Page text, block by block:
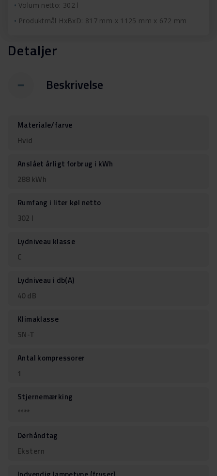
Volum netto: 302 l
Produktmål HxBxD: 817 mm x 1125 mm x 672 mm
Detaljer
Beskrivelse
Materiale/farve
Hvid
Anslået årligt forbrug i kWh
288 kWh
Rumfang i liter køl netto
302 l
Lydniveau klasse
C
Lydniveau i db(A)
40 dB
Klimaklasse
SN-T
Antal kompressorer
1
Stjernemærking
****
Dørhåndtag
Ekstern